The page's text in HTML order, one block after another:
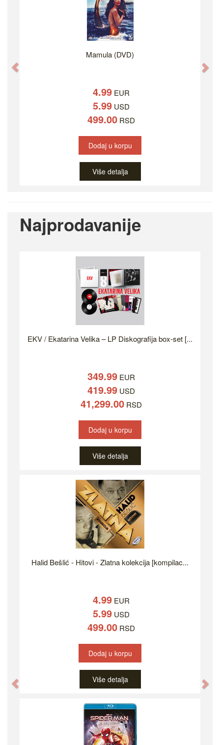
Mamula (DVD)
4.99 EUR
5.99 USD
499.00 RSD
Dodaj u korpu
Više detalja
Najprodavanije
EKV / Ekatarina Velika – LP Diskografija box-set [...
349.99 EUR
419.99 USD
41,299.00 RSD
Dodaj u korpu
Više detalja
Halid Bešlić - Hitovi - Zlatna kolekcija [kompilac...
4.99 EUR
5.99 USD
499.00 RSD
Dodaj u korpu
Više detalja